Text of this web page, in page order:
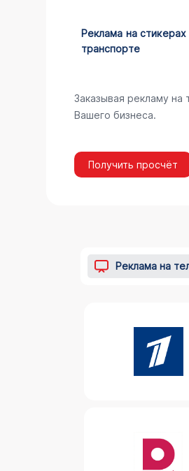
Реклама на стикерах
транспорте
Заказывая рекламу
Вашего бизнеса.
Получить просчёт
Реклама на